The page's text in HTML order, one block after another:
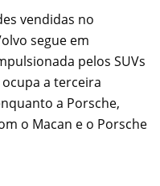
vendidas no
segue em
pelos SUVs
ocupa a terceira
a Porsche,
o Macan e o Porsche